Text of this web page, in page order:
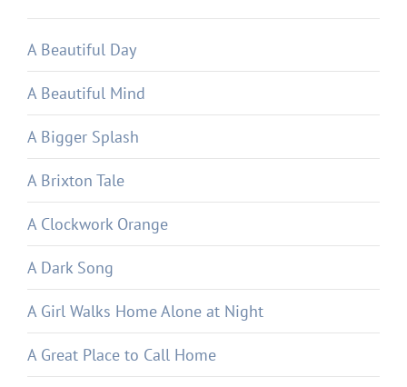
A Beautiful Day
A Beautiful Mind
A Bigger Splash
A Brixton Tale
A Clockwork Orange
A Dark Song
A Girl Walks Home Alone at Night
A Great Place to Call Home